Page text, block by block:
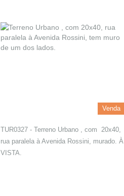
Venda
TUR0327 - Terreno Urbano , com 20x40,
rua paralela à Avenida Rossini, murado. À
VISTA.